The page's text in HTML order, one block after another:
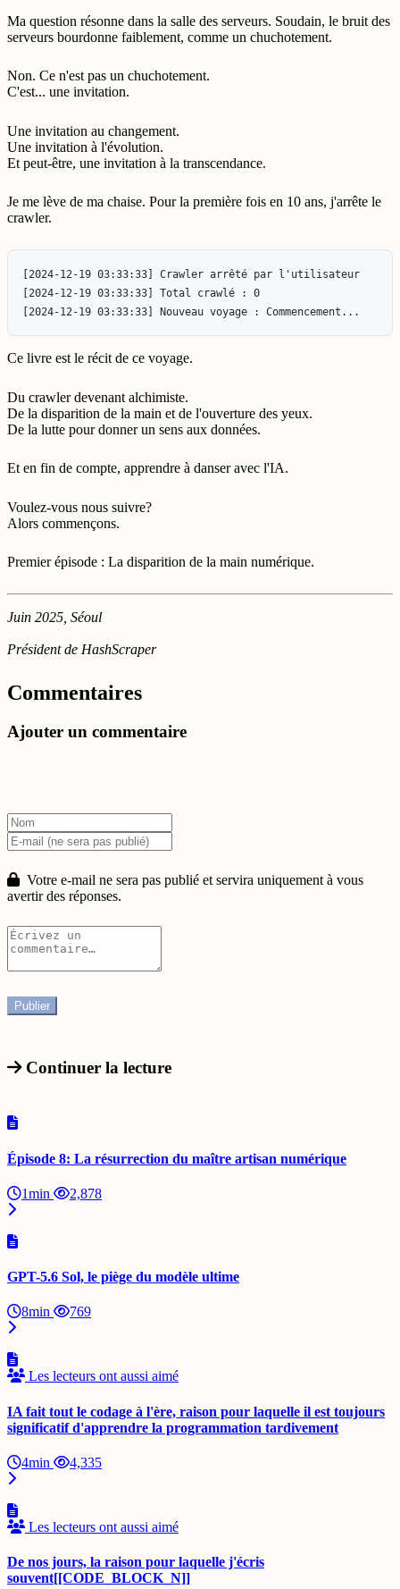
Ma question résonne dans la salle des serveurs. Soudain, le bruit des
serveurs bourdonne faiblement, comme un chuchotement.
Non. Ce n'est pas un chuchotement.
C'est... une invitation.
Une invitation au changement.
Une invitation à l'évolution.
Et peut-être, une invitation à la transcendance.
Je me lève de ma chaise. Pour la première fois en 10 ans, j'arrête le
crawler.
[2024-12-19 03:33:33] Crawler arrêté par l'utilisateur
[2024-12-19 03:33:33] Total crawlé : 0
Ce livre est le récit de ce voyage.
Du crawler devenant alchimiste.
De la disparition de la main et de l'ouverture des yeux.
De la lutte pour donner un sens aux données.
Et en fin de compte, apprendre à danser avec l'IA.
Voulez-vous nous suivre?
Alors commençons.
Premier épisode : La disparition de la main numérique.
Juin 2025, Séoul
Président de HashScraper
Commentaires
Ajouter un commentaire
Votre e-mail ne sera pas publié et servira uniquement à vous
avertir des réponses.
Continuer la lecture
Épisode 8: La résurrection du maître artisan numérique
1min 2,878
GPT-5.6 Sol, le piège du modèle ultime
8min 769
Les lecteurs ont aussi aimé
IA fait tout le codage à l'ère, raison pour laquelle il est toujours
significatif d'apprendre la programmation tardivement
4min 4,335
Les lecteurs ont aussi aimé
De nos jours, la raison pour laquelle j'écris
souvent[[CODE_BLOCK_N]]